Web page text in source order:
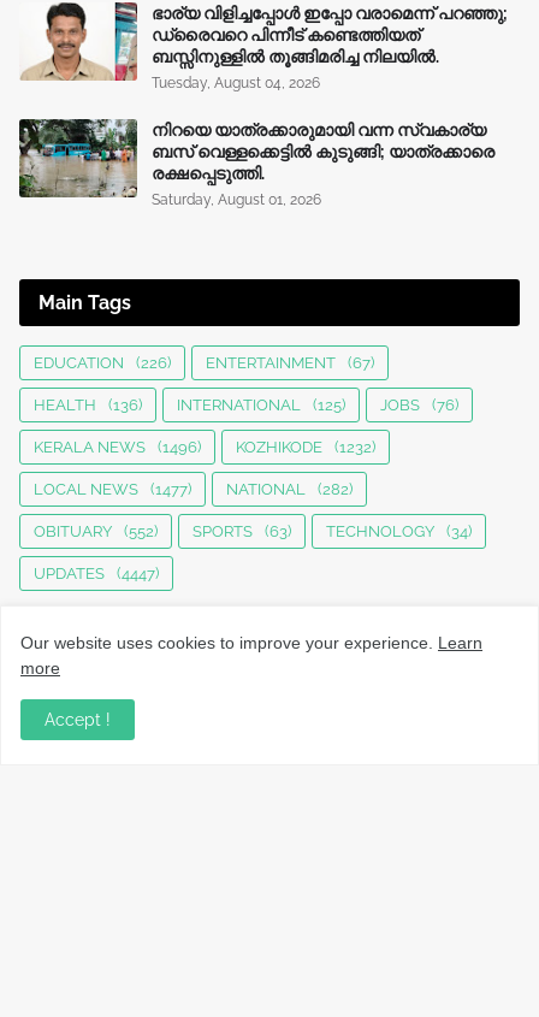
ഭാര്യ വിളിച്ചപ്പോള്‍ ഇപ്പോ വരാമെന്ന് പറഞ്ഞു;
ഡ്രൈവറെ പിന്നീട് കണ്ടെത്തിയത്
ബസ്സിനുള്ളില്‍ തൂങ്ങിമരിച്ച നിലയിൽ.
Tuesday, August 04, 2026
നിറയെ യാത്രക്കാരുമായി വന്ന സ്വകാര്യ
ബസ് വെള്ളക്കെട്ടിൽ കുടുങ്ങി; യാത്രക്കാരെ
രക്ഷപ്പെടുത്തി.
Saturday, August 01, 2026
Main Tags
EDUCATION (226) ENTERTAINMENT (67)
HEALTH (136) INTERNATIONAL (125) JOBS (76)
KERALA NEWS (1496) KOZHIKODE (1232)
LOCAL NEWS (1477) NATIONAL (282)
OBITUARY (552) SPORTS (63) TECHNOLOGY (34)
UPDATES (4447)
നാട്ടുവാർത്തകൾ, തൊഴിൽ, വിദ്യാഭ്യാസം, വാണിജ്യം,
Our website uses cookies to improve your experience. Learn
more
Accept !